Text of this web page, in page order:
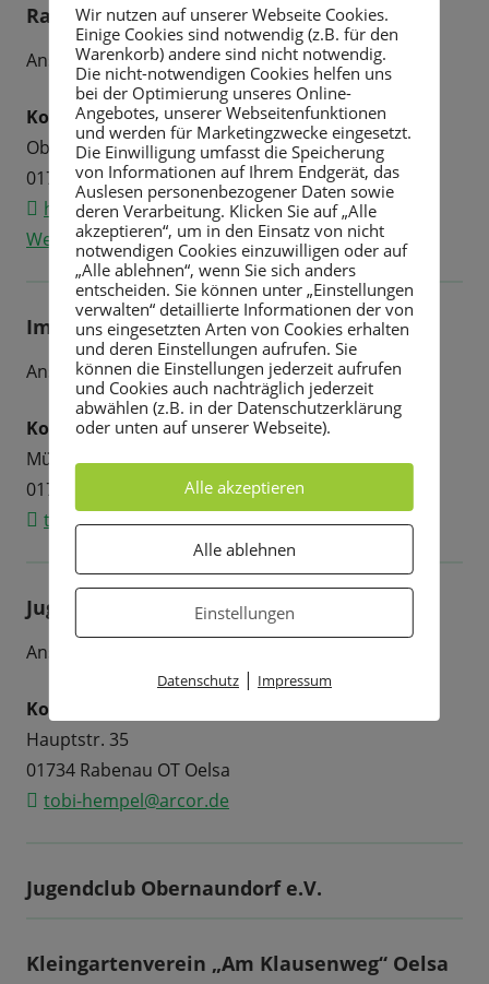
Rabenau” e.V.
Ansprechpartner: Frau Kerstin Lißke
Kontakt
Obernaundorfer Str. 14
01734 Rabenau
hvrabenau@gmx.de
Webseite
Imkerverein Rabenau/Oelsa e.V.
Ansprechpartner: Herr Torsten Kinzel
Kontakt
Mühlberg 11
01734 Rabenau
torstenkinzel@web.de
Jugend und Freizeit Oelsa e.V.
Ansprechpartner: Herr Tobias Hempel
Kontakt
Hauptstr. 35
01734 Rabenau OT Oelsa
tobi-hempel@arcor.de
Jugendclub Obernaundorf e.V.
Kleingartenverein „Am Klausenweg“ Oelsa
Wir nutzen auf unserer Webseite Cookies.
Einige Cookies sind notwendig (z.B. für den
Warenkorb) andere sind nicht notwendig.
Die nicht-notwendigen Cookies helfen uns
bei der Optimierung unseres Online-
Angebotes, unserer Webseitenfunktionen
und werden für Marketingzwecke eingesetzt.
Die Einwilligung umfasst die Speicherung
von Informationen auf Ihrem Endgerät, das
Auslesen personenbezogener Daten sowie
deren Verarbeitung. Klicken Sie auf „Alle
akzeptieren“, um in den Einsatz von nicht
notwendigen Cookies einzuwilligen oder auf
„Alle ablehnen“, wenn Sie sich anders
entscheiden. Sie können unter „Einstellungen
verwalten“ detaillierte Informationen der von
uns eingesetzten Arten von Cookies erhalten
und deren Einstellungen aufrufen. Sie
können die Einstellungen jederzeit aufrufen
und Cookies auch nachträglich jederzeit
abwählen (z.B. in der Datenschutzerklärung
oder unten auf unserer Webseite).
Alle akzeptieren
Alle ablehnen
Einstellungen
Datenschutz| Impressum